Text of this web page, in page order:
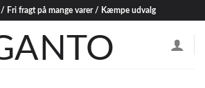
Fri fragt på mange varer / Kæmpe udvalg